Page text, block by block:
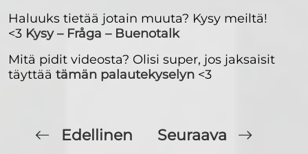
Haluuks tietää jotain muuta? Kysy meiltä!
<3 Kysy – Fråga – Buenotalk
Mitä pidit videosta? Olisi super, jos jaksaisit
täyttää tämän palautekyselyn <3
Edellinen Seuraava